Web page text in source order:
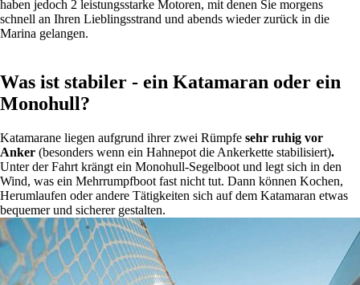
haben jedoch 2 leistungsstarke Motoren, mit denen Sie morgens
schnell an Ihren Lieblingsstrand und abends wieder zurück in die
Marina gelangen.
Was ist stabiler - ein Katamaran oder ein
Monohull?
Katamarane liegen aufgrund ihrer zwei Rümpfe sehr ruhig vor
Anker (besonders wenn ein Hahnepot die Ankerkette stabilisiert).
Unter der Fahrt krängt ein Monohull-Segelboot und legt sich in den
Wind, was ein Mehrrumpfboot fast nicht tut. Dann können Kochen,
Herumlaufen oder andere Tätigkeiten sich auf dem Katamaran etwas
bequemer und sicherer gestalten.